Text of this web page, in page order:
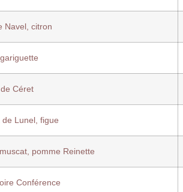
Navel, citron
Céret
de Lunel, figue
pomme Reinette
Conférence